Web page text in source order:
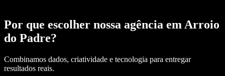
Por que escolher nossa agência em Arroio
do Padre?
Combinamos dados, criatividade e tecnologia para entregar
resultados reais.